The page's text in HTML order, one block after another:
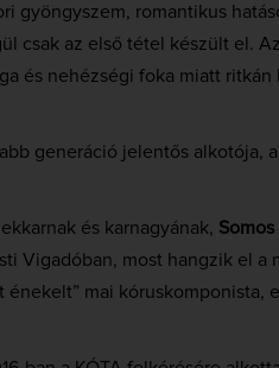
gyöngyszem, romantikus
csak az első tétel készült el.
és nehézségi foka miatt ritkán
generáció jelentős alkotója,
és karnagyának, Somos
Vigadóban, most hangzik el a
mai kóruskomponista,